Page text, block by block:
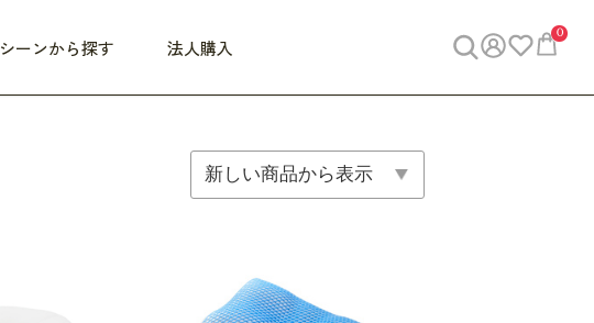
ビジネス
椅子・クッション
寝具
10,000円 - 30,000円 30,000円以上
シーンから探す
ENJOY
外で過ごすって最高
法人購入
0